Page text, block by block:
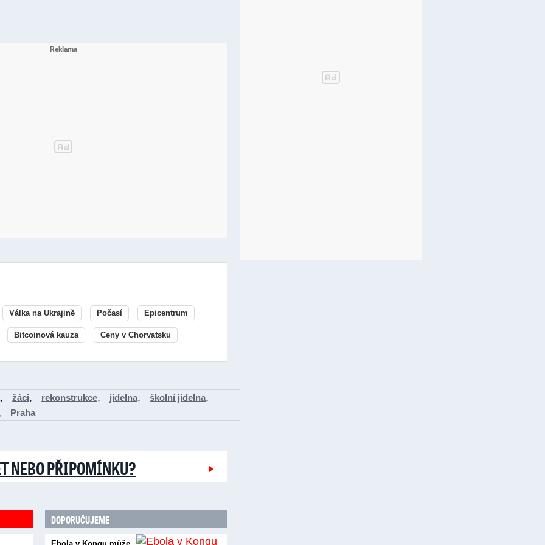
Válka na Ukrajině Počasí Epicentrum
Bitcoinová kauza Ceny v Chorvatsku
, žáci, rekonstrukce, jídelna, školní jídelna,
Praha
NEBO PŘIPOMÍNKU?
DOPORUČUJEME